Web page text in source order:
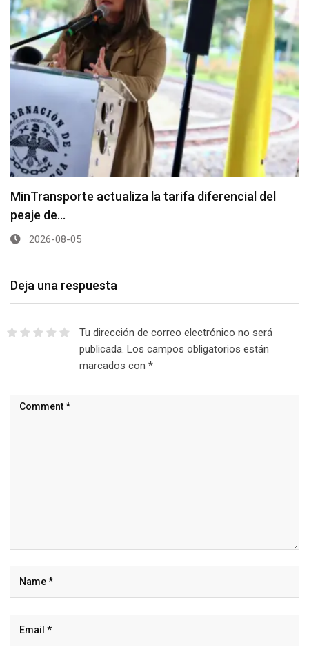
MinTransporte actualiza la tarifa diferencial del
peaje de…
2026-08-05
Deja una respuesta
Tu dirección de correo electrónico no será
publicada. Los campos obligatorios están
marcados con *